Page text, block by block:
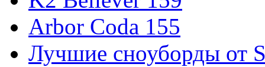
Arbor Coda 155
Лучшие сноуборды от